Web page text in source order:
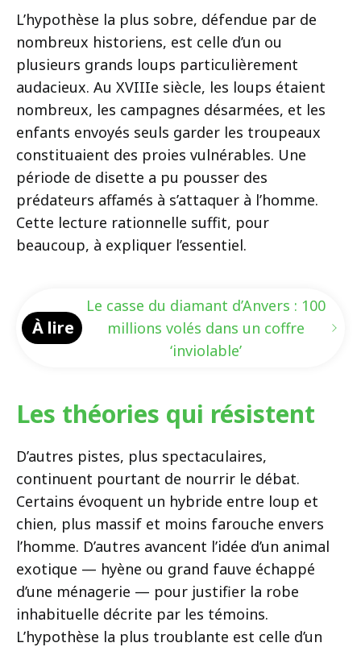
L’hypothèse la plus sobre, défendue par de
nombreux historiens, est celle d’un ou
plusieurs grands loups particulièrement
audacieux. Au XVIIIe siècle, les loups étaient
nombreux, les campagnes désarmées, et les
enfants envoyés seuls garder les troupeaux
constituaient des proies vulnérables. Une
période de disette a pu pousser des
prédateurs affamés à s’attaquer à l’homme.
Cette lecture rationnelle suffit, pour
beaucoup, à expliquer l’essentiel.
À lire
Le casse du diamant d’Anvers : 100
millions volés dans un coffre
‘inviolable’
Les théories qui résistent
D’autres pistes, plus spectaculaires,
continuent pourtant de nourrir le débat.
Certains évoquent un hybride entre loup et
chien, plus massif et moins farouche envers
l’homme. D’autres avancent l’idée d’un animal
exotique — hyène ou grand fauve échappé
d’une ménagerie — pour justifier la robe
inhabituelle décrite par les témoins.
L’hypothèse la plus troublante est celle d’un